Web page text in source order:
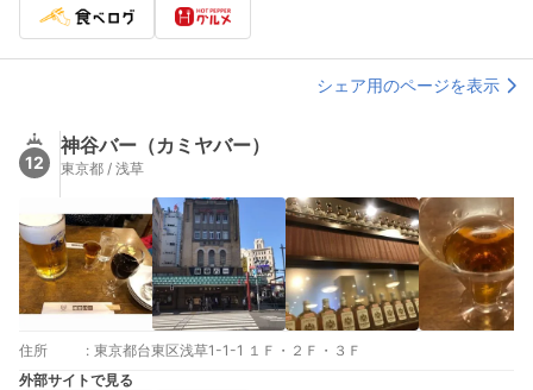
シェア用のページを表示
12
神谷バー（カミヤバー）
東京都 / 浅草
住所 : 東京都台東区浅草1-1-1 １Ｆ・２Ｆ・３Ｆ
外部サイトで見る